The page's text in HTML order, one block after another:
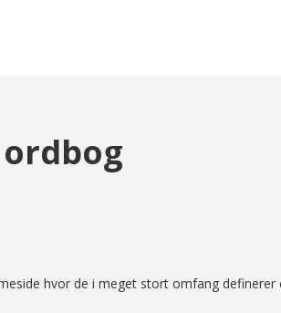
hvor de i meget stort omfang